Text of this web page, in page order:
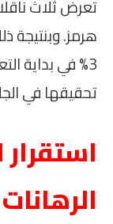
تعرض ثلاث
هرمز. وبنتيجة
3% في بداية
تحقيقها في